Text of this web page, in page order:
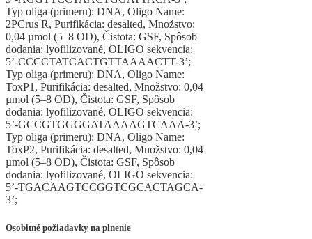
Typ oliga (primeru): DNA, Oligo Name:
2PCrus R, Purifikácia: desalted, Množstvo:
0,04 µmol (5–8 OD), Čistota: GSF, Spôsob
dodania: lyofilizované, OLIGO sekvencia:
5’-CCCCTATCACTGTTAAAACTT-3’;
Typ oliga (primeru): DNA, Oligo Name:
ToxP1, Purifikácia: desalted, Množstvo: 0,04
µmol (5–8 OD), Čistota: GSF, Spôsob
dodania: lyofilizované, OLIGO sekvencia:
5’-GCCGTGGGGATAAAAGTCAAA-3’;
Typ oliga (primeru): DNA, Oligo Name:
ToxP2, Purifikácia: desalted, Množstvo: 0,04
µmol (5–8 OD), Čistota: GSF, Spôsob
dodania: lyofilizované, OLIGO sekvencia:
5’-TGACAAGTCCGGTCGCACTAGCA-
3’;
Osobitné požiadavky na plnenie